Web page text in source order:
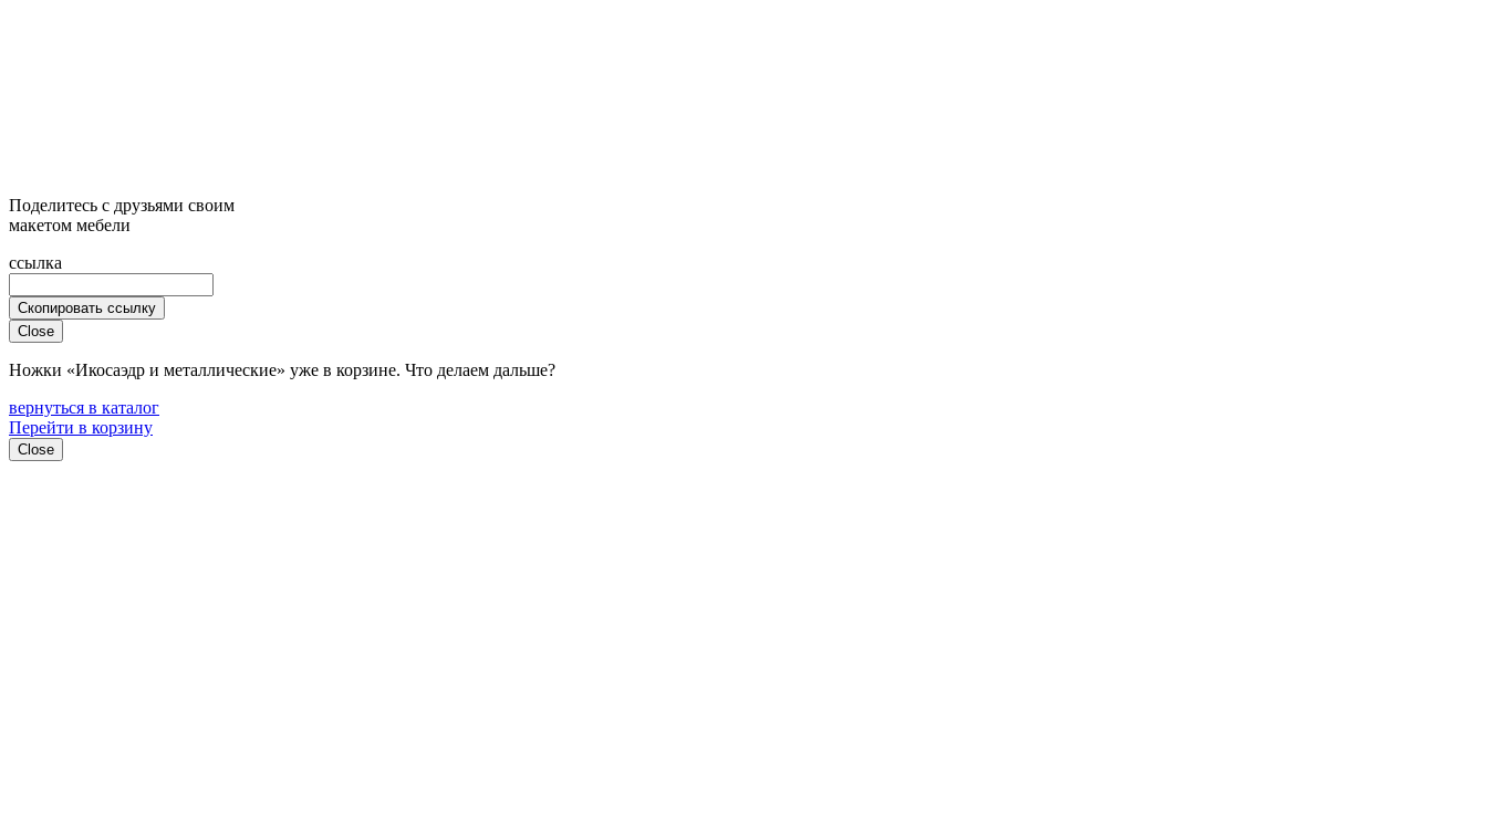
Поделитесь с друзьями своим
макетом мебели
ссылка
Скопировать ссылку
Close
Ножки «Икосаэдр и металлические» уже в корзине. Что делаем дальше?
вернуться в каталог
Перейти в корзину
Close